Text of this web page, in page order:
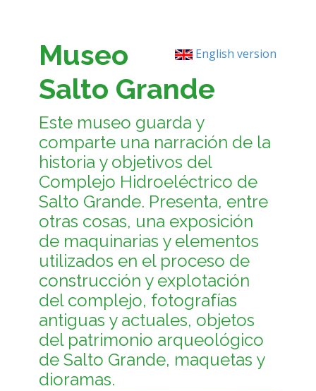
English version
Museo
Salto Grande
Este museo guarda y
comparte una narración de la
historia y objetivos del
Complejo Hidroeléctrico de
Salto Grande. Presenta, entre
otras cosas, una exposición
de maquinarias y elementos
utilizados en el proceso de
construcción y explotación
del complejo, fotografías
antiguas y actuales, objetos
del patrimonio arqueológico
de Salto Grande, maquetas y
dioramas.